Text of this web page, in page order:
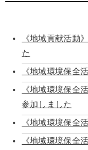
《地域貢献活動
た
《地域環境保全
《地域環境保全
参加しました
《地域環境保全
《地域環境保全